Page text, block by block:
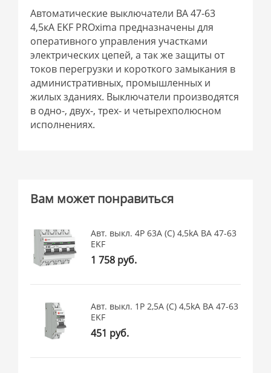
Автоматические выключатели ВА 47-63
4,5кА EKF PROxima предназначены для
оперативного управления участками
электрических цепей, а так же защиты от
токов перегрузки и короткого замыкания в
административных, промышленных и
жилых зданиях. Выключатели производятся
в одно-, двух-, трех- и четырехполюсном
исполнениях.
Вам может понравиться
Авт. выкл. 4P 63А (C) 4,5kA ВА 47-63
EKF
1 758 руб.
Авт. выкл. 1P 2,5А (C) 4,5kA ВА 47-63
EKF
451 руб.